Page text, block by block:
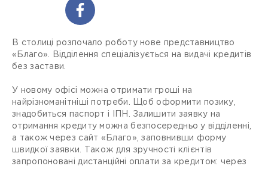
В столиці розпочало роботу нове представництво
«Благо». Відділення спеціалізується на видачі кредитів
без застави.
У новому офісі можна отримати гроші на
найрізноманітніші потреби. Щоб оформити позику,
знадобиться паспорт і ІПН. Залишити заявку на
отримання кредиту можна безпосередньо у відділенні,
а також через сайт «Благо», заповнивши форму
швидкої заявки. Також для зручності клієнтів
запропоновані дистанційні оплати за кредитом: через